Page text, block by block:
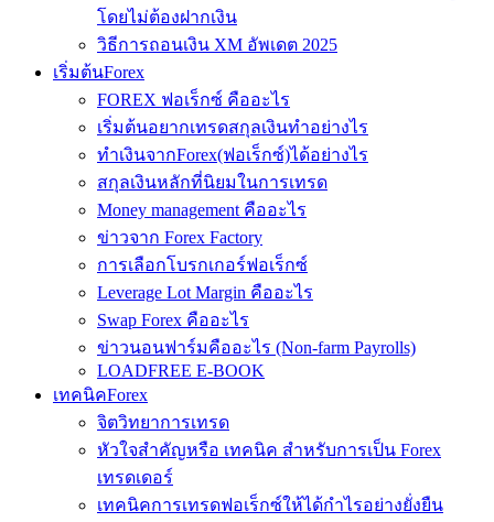
โดยไม่ต้องฝากเงิน
วิธีการถอนเงิน XM อัพเดต 2025
เริ่มต้นForex
FOREX ฟอเร็กซ์ คืออะไร
เริ่มต้นอยากเทรดสกุลเงินทำอย่างไร
ทำเงินจากForex(ฟอเร็กซ์)ได้อย่างไร
สกุลเงินหลักที่นิยมในการเทรด
Money management คืออะไร
ข่าวจาก Forex Factory
การเลือกโบรกเกอร์ฟอเร็กซ์
Leverage Lot Margin คืออะไร
Swap Forex คืออะไร
ข่าวนอนฟาร์มคืออะไร (Non-farm Payrolls)
LOADFREE E-BOOK
เทคนิคForex
จิตวิทยาการเทรด
หัวใจสำคัญหรือ เทคนิค สำหรับการเป็น Forex
เทรดเดอร์
เทคนิคการเทรดฟอเร็กซ์ให้ได้กำไรอย่างยั่งยืน